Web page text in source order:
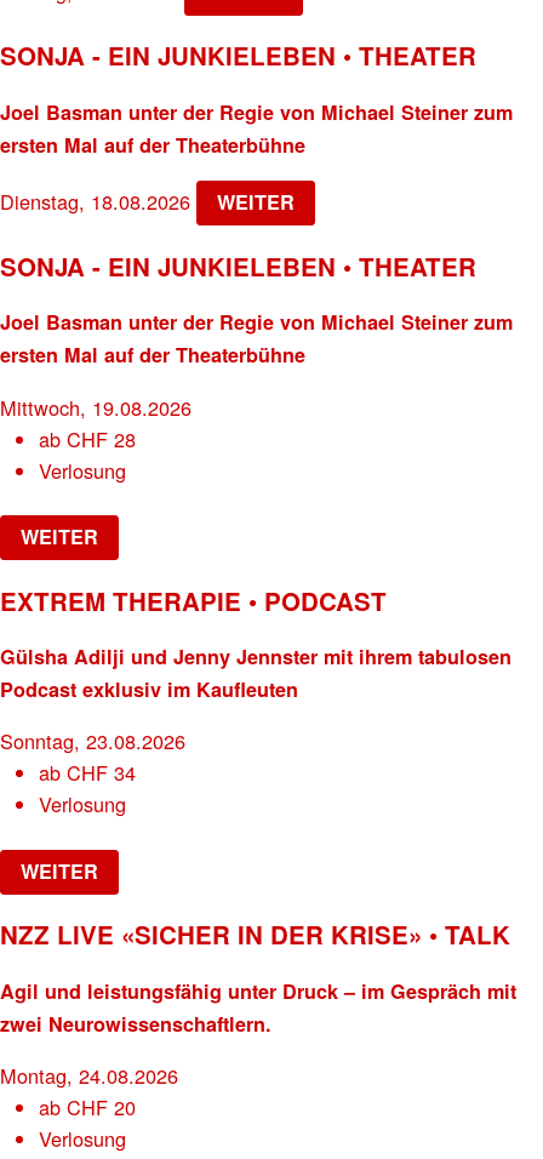
SONJA - EIN JUNKIELEBEN • THEATER
Joel Basman unter der Regie von Michael Steiner zum
ersten Mal auf der Theaterbühne
Dienstag, 18.08.2026 WEITER
SONJA - EIN JUNKIELEBEN • THEATER
Joel Basman unter der Regie von Michael Steiner zum
ersten Mal auf der Theaterbühne
Mittwoch, 19.08.2026
abCHF 28
Verlosung
WEITER
EXTREM THERAPIE • PODCAST
Gülsha Adilji und Jenny Jennster mit ihrem tabulosen
Podcast exklusiv im Kaufleuten
Sonntag, 23.08.2026
abCHF 34
Verlosung
WEITER
NZZ LIVE «SICHER IN DER KRISE» • TALK
Agil und leistungsfähig unter Druck – im Gespräch mit
zwei Neurowissenschaftlern.
Montag, 24.08.2026
abCHF 20
Verlosung